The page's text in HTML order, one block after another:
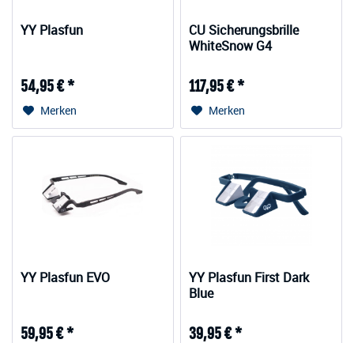
YY Plasfun
54,95 € *
Merken
CU Sicherungsbrille
WhiteSnow G4
117,95 € *
Merken
YY Plasfun EVO
59,95 € *
YY Plasfun First Dark
Blue
39,95 € *